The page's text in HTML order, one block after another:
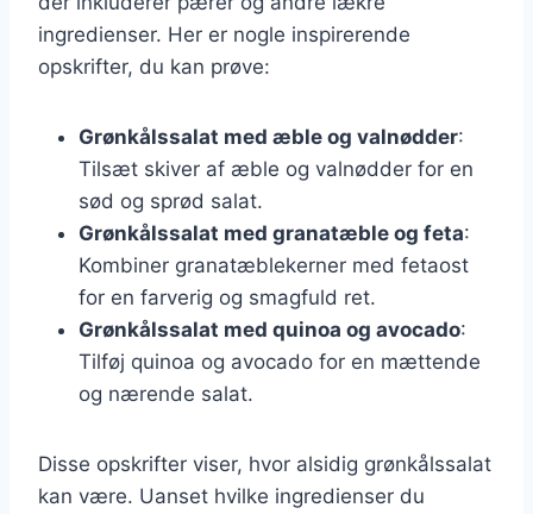
ingredienser. Her er nogle inspirerende
opskrifter, du kan prøve:
Grønkålssalat med æble og valnødder:
Tilsæt skiver af æble og valnødder for en
sød og sprød salat.
Grønkålssalat med granatæble og feta:
Kombiner granatæblekerner med fetaost
for en farverig og smagfuld ret.
Grønkålssalat med quinoa og avocado:
Tilføj quinoa og avocado for en mættende
og nærende salat.
Disse opskrifter viser, hvor alsidig grønkålssalat
kan være. Uanset hvilke ingredienser du